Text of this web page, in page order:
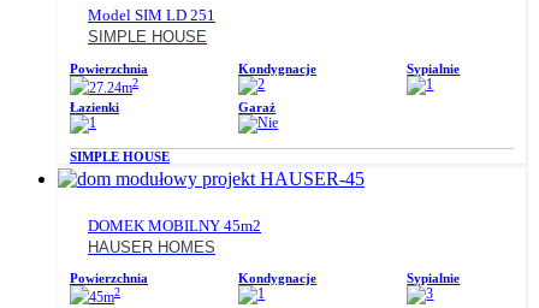
Model SIM LD 251
SIMPLE HOUSE
Powierzchnia
27.24m2
Kondygnacje
2
Sypialnie
1
Łazienki
1
Garaż
Nie
SIMPLE HOUSE
DOMEK MOBILNY 45m2
HAUSER HOMES
Powierzchnia
45m2
Kondygnacje
1
Sypialnie
3